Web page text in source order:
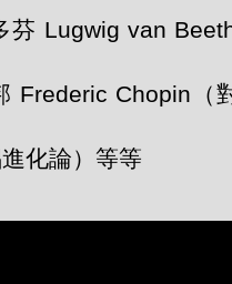
芬 Lugwig van
Frederic Chopin（
化論）等等